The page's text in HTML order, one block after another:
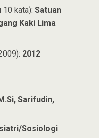
10 kata):Satuan
Kaki Lima
2012
Sarifudin,
Sosiologi